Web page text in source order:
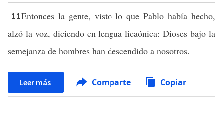
11Entonces la gente, visto lo que Pablo había hecho,
alzó la voz, diciendo en lengua licaónica: Dioses bajo la
semejanza de hombres han descendido a nosotros.
Leer más Comparte Copiar